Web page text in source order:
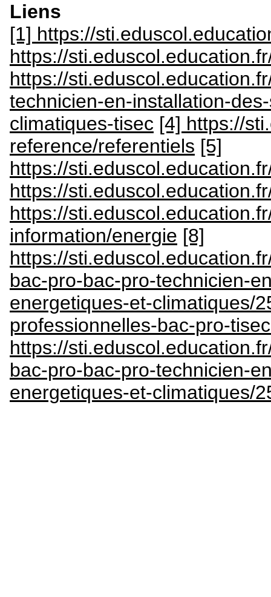
Liens
[1] https://
https://
https://
technicien-en-installation-
climatiques-tisec [4] https://
reference/referentiels [5]
https://
https://
https://
information/energie [8]
https://
bac-pro-bac-pro-technicien-
energetiques-et-climatiques/
professionnelles-bac-pro-
https://
bac-pro-bac-pro-technicien-
energetiques-et-climatiques/